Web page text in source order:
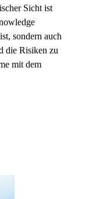
Sicht ist
sondern auch
die Risiken zu
mit dem